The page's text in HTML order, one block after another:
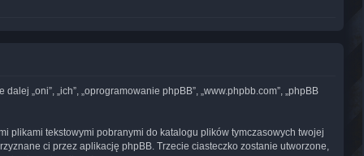
„oni”, „ich”, „oprogramowanie phpBB”, „www.phpbb.com”, „phpBB
plikami tekstowymi pobranymi do katalogu plików tymczasowych twojej
ci przez aplikację phpBB. Trzecie ciasteczko zostanie utworzone,